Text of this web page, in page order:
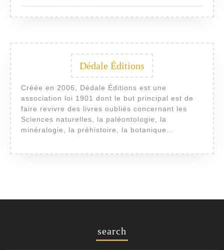
Dédale Éditions
Créée en 2006, Dédale Éditions est une
association loi 1901 dont le but principal est de
faire revivre des livres oubliés concernant les
Sciences naturelles, la paléontologie, la
minéralogie, la préhistoire, la botanique…
search